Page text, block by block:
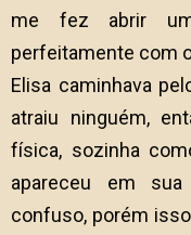
me fez abrir um
perfeitamente com
Elisa caminhava
atraiu ninguém,
física, sozinha
apareceu em
confuso, porém